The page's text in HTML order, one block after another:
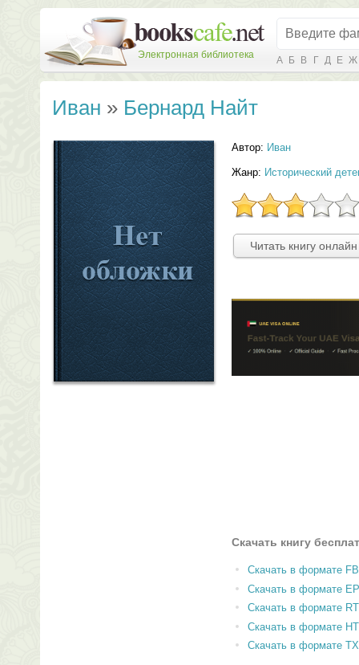
Электронная библиотека А Б В Г Д Е Ж
Иван » Бернард Найт
Автор: Иван
Жанр: Исторический
Читать книгу
Скачать книгу
Скачать в формате
Скачать в формате
Скачать в формате
Скачать в формате
Скачать в формате